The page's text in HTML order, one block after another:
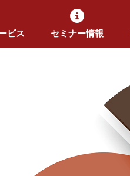
ビス セミナー情報